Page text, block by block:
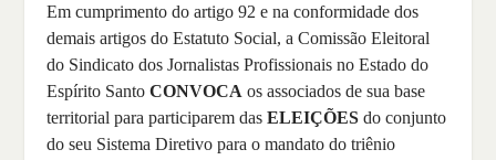
Em cumprimento do artigo 92 e na conformidade dos
demais artigos do Estatuto Social, a Comissão Eleitoral
do Sindicato dos Jornalistas Profissionais no Estado do
Espírito SantoCONVOCA os associados de sua base
territorial para participarem dasELEIÇÕES do conjunto
do seu Sistema Diretivo para o mandato do triênio